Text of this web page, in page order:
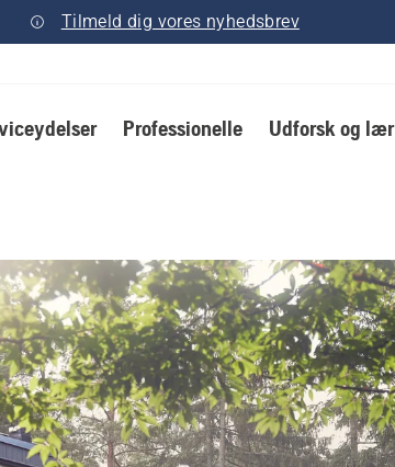
Tilmeld dig vores nyhedsbrev
Professionelle Udforsk og lær